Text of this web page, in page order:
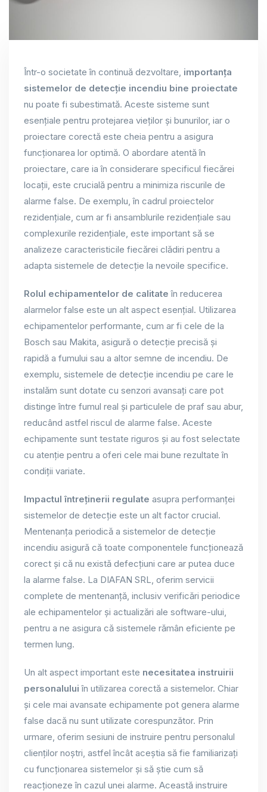
Într-o societate în continuă dezvoltare, importanța
sistemelor de detecție incendiu bine proiectate
nu poate fi subestimată. Aceste sisteme sunt
esențiale pentru protejarea vieților și bunurilor, iar o
proiectare corectă este cheia pentru a asigura
funcționarea lor optimă. O abordare atentă în
proiectare, care ia în considerare specificul fiecărei
locații, este crucială pentru a minimiza riscurile de
alarme false. De exemplu, în cadrul proiectelor
rezidențiale, cum ar fi ansamblurile rezidențiale sau
complexurile rezidențiale, este important să se
analizeze caracteristicile fiecărei clădiri pentru a
adapta sistemele de detecție la nevoile specifice.
Rolul echipamentelor de calitate în reducerea
alarmelor false este un alt aspect esențial. Utilizarea
echipamentelor performante, cum ar fi cele de la
Bosch sau Makita, asigură o detecție precisă și
rapidă a fumului sau a altor semne de incendiu. De
exemplu, sistemele de detecție incendiu pe care le
instalăm sunt dotate cu senzori avansați care pot
distinge între fumul real și particulele de praf sau abur,
reducând astfel riscul de alarme false. Aceste
echipamente sunt testate riguros și au fost selectate
cu atenție pentru a oferi cele mai bune rezultate în
condiții variate.
Impactul întreținerii regulate asupra performanței
sistemelor de detecție este un alt factor crucial.
Mentenanța periodică a sistemelor de detecție
incendiu asigură că toate componentele funcționează
corect și că nu există defecțiuni care ar putea duce
la alarme false. La DIAFAN SRL, oferim servicii
complete de mentenanță, inclusiv verificări periodice
ale echipamentelor și actualizări ale software-ului,
pentru a ne asigura că sistemele rămân eficiente pe
termen lung.
Un alt aspect important este necesitatea instruirii
personalului în utilizarea corectă a sistemelor. Chiar
și cele mai avansate echipamente pot genera alarme
false dacă nu sunt utilizate corespunzător. Prin
urmare, oferim sesiuni de instruire pentru personalul
clienților noștri, astfel încât aceștia să fie familiarizați
cu funcționarea sistemelor și să știe cum să
reacționeze în cazul unei alarme. Această instruire